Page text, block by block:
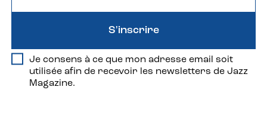
Je consens à ce que mon adresse email soit
utilisée afin de recevoir les newsletters de Jazz
Magazine.
S'inscrire